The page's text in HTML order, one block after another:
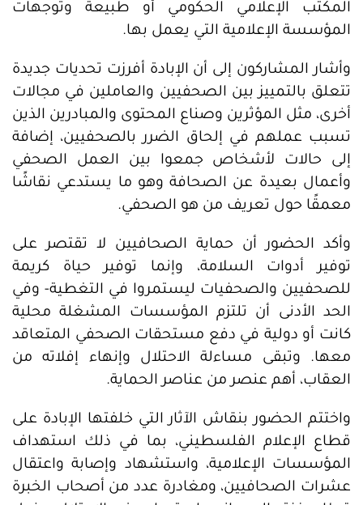
المكتب الإعلامي الحكومي أو طبيعة وتوجهات
المؤسسة الإعلامية التي يعمل بها.
وأشار المشاركون إلى أن الإبادة أفرزت تحديات جديدة
تتعلق بالتمييز بين الصحفيين والعاملين في مجالات
أخرى، مثل المؤثرين وصناع المحتوى والمبادرين الذين
تسبب عملهم في إلحاق الضرر بالصحفيين، إضافة
إلى حالات لأشخاص جمعوا بين العمل الصحفي
وأعمال بعيدة عن الصحافة وهو ما يستدعي نقاشًا
معمقًا حول تعريف من هو الصحفي.
وأكد الحضور أن حماية الصحافيين لا تقتصر على
توفير أدوات السلامة، وإنما توفير حياة كريمة
للصحفيين والصحفيات ليستمروا في التغطية- وفي
الحد الأدنى أن تلتزم المؤسسات المشغلة محلية
كانت أو دولية في دفع مستحقات الصحفي المتعاقد
معها. وتبقى مساءلة الاحتلال وإنهاء إفلاته من
العقاب، أهم عنصر من عناصر الحماية.
واختتم الحضور بنقاش الآثار التي خلفتها الإبادة على
قطاع الإعلام الفلسطيني، بما في ذلك استهداف
المؤسسات الإعلامية، واستشهاد وإصابة واعتقال
عشرات الصحافيين، ومغادرة عدد من أصحاب الخبرة